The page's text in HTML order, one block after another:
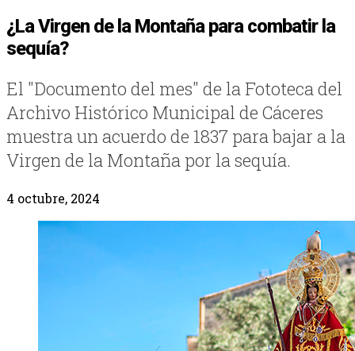
¿La Virgen de la Montaña para combatir la
sequía?
El "Documento del mes" de la Fototeca del
Archivo Histórico Municipal de Cáceres
muestra un acuerdo de 1837 para bajar a la
Virgen de la Montaña por la sequía.
4 octubre, 2024